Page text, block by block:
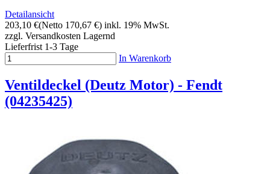
Detailansicht
203,10 €(Netto 170,67 €) inkl. 19% MwSt.
zzgl. Versandkosten Lagernd
Lieferfrist 1-3 Tage
In Warenkorb
Ventildeckel (Deutz Motor) - Fendt
(04235425)